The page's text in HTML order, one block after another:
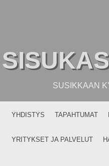
SUSIKKAAN
MENU
SKIP TO CONTENT
YHDISTYS TAPAHTUMAT
YRITYKSET JA PALVELUT